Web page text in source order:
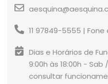
11 97849-5555 |
Dias e Horários de
9:00h às 18:00h - Sab
consultar